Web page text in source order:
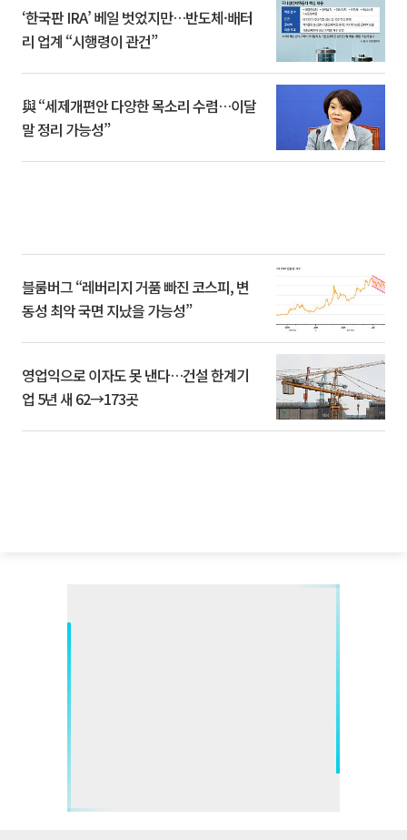
‘한국판 IRA’ 베일 벗었지만…반도체·배터
리 업계 “시행령이 관건”
與 “세제개편안 다양한 목소리 수렴…이달
말 정리 가능성”
블룸버그 “레버리지 거품 빠진 코스피, 변
동성 최악 국면 지났을 가능성”
영업익으로 이자도 못 낸다…건설 한계기
업 5년 새 62→173곳